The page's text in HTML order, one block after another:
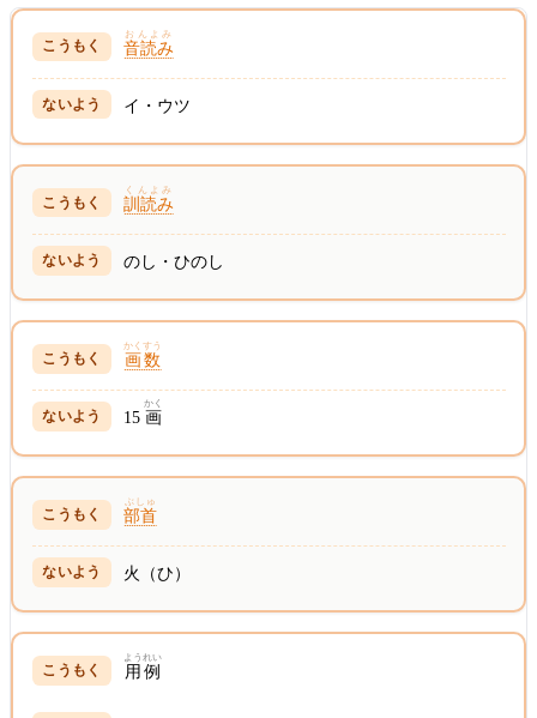
音読み
おんよみ
イ・ウツ
訓読み
くんよみ
のし・ひのし
画数
かくすう
15 画
かく
部首
ぶしゅ
火（ひ）
用例
ようれい